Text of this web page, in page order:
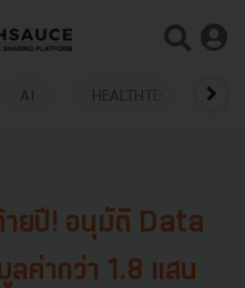
AI HEALTHTECH
ายปี! อนุมัติ Data
ลค่ากว่า 1.8 แสน